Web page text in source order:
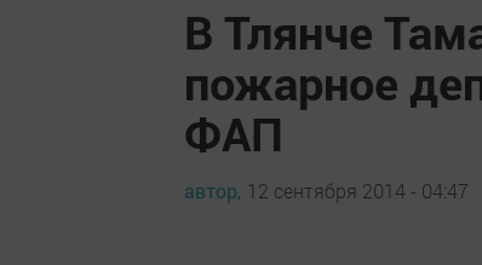
В Тлянче
пожарное
ФАП
автор, 12 сентября 2014 - 04:47